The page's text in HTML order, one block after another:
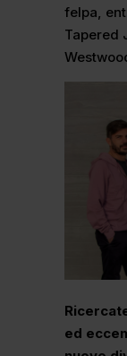
felpa,
Tapered
ed